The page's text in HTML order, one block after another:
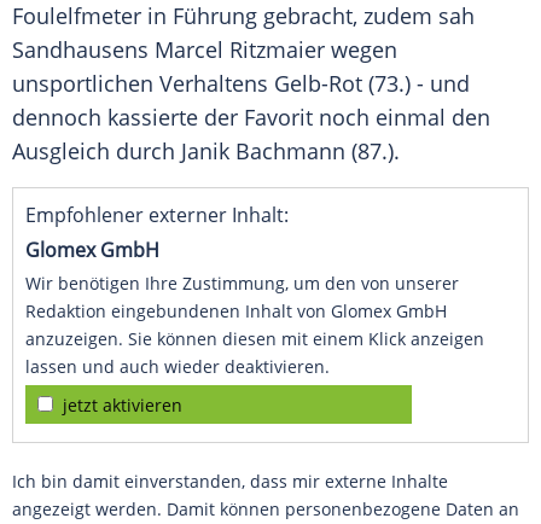
Foulelfmeter in Führung gebracht, zudem sah
Sandhausens Marcel Ritzmaier wegen
unsportlichen Verhaltens Gelb-Rot (73.) - und
dennoch kassierte der Favorit noch einmal den
Ausgleich durch Janik Bachmann (87.).
Empfohlener externer Inhalt:
Glomex GmbH
Wir benötigen Ihre Zustimmung, um den von unserer
Redaktion eingebundenen Inhalt von Glomex GmbH
anzuzeigen. Sie können diesen mit einem Klick anzeigen
lassen und auch wieder deaktivieren.
jetzt aktivieren
Ich bin damit einverstanden, dass mir externe Inhalte
angezeigt werden. Damit können personenbezogene Daten an